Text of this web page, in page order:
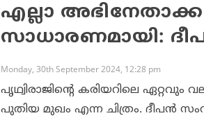
എല്ലാ
സാധാരണമായി:
Monday, 30th September 2024, 12:28 pm
പൃഥ്വിരാജിന്റെ കരിയറിലെ ഏറ്റവും
പുതിയ മുഖം എന്ന ചിത്രം. ദീപൻ